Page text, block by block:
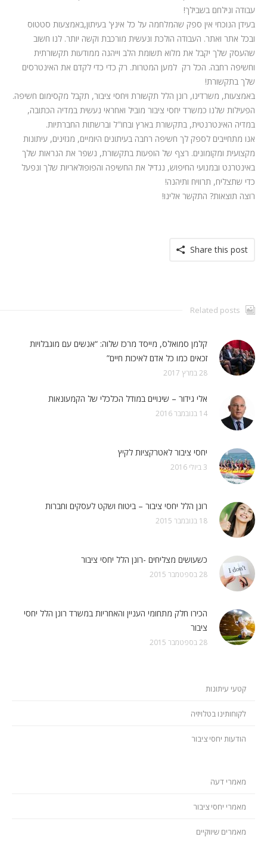
עבודה ונילחם בשבילך!
בעידן הנוכחי אין ספק שהמלחמה על כל אינץ' בעיתון,באמצעות סטטוס
ובכל אתר ואתר. העבודה הולכת ונעשית מורכבת וקשה יותר. לנו חשוב
שהעסק שלך יקבל את מלוא תשומת הלב וייהנה ממודעות תקשורתית
וחשיפה רחבה. הכל רק למען המטרות. רק כדי כדי לקדם את האינטרסים
שלך בתקשורת!
באמצעות, משרדינו, רונן הלל תקשורת ויחסי ציבור, תקבל מקסימום חשיפה.
הפעילות שלנו כמשרד יחסי ציבור מוביל ואחראי נעשית במדיה הכתובה,
במדיה האינטרנטית, בתקשורת בארץ ובחו"ל וברשתות החברתיות.
אנו מתחייבים לספק לך חשיפה רחבה בעיתונים היומיים, מגזינים, עיתונות
מקצועית ומקומונים. רצף של הופעות בתקשורת, נשפר את הנראות שלך
באינטרנט ובמנועי החיפוש, נגדיל את החשיפה והפופולאריות שלך ונפעל
כדי שתצליח, תרוויח ותיהנה!
רוצה תוצאות? התקשר אלינו!
Share this post
Related posts
קלמן סמואלס, מייסד מרכז שלוה: “אנשים עם מוגבלויות
זכאים כמו כל אדם לאיכות חיים”
28 במרץ 2017
אלי גידור – שינויים במודל הכלכלי של הקמעונאות
14 בנובמבר 2016
יחסי ציבור לאטרקציות לקיץ
3 ביולי 2016
רונן הלל יחסי ציבור – ביטוח ושקט לעסקים וחברות
18 בנובמבר 2015
כשעושים מצליחים -רונן הלל יחסי ציבור
28 בספטמבר 2015
הכירו חלק מתחומי העניין והאחריות במשרד רונן הלל יחסי
ציבור
28 בספטמבר 2015
קטעי עיתונות
לקוחותינו בטלויזיה
הודעות יחסי ציבור
מאמרי דעה
מאמרי יחסי ציבור
מאמרים שיווקיים